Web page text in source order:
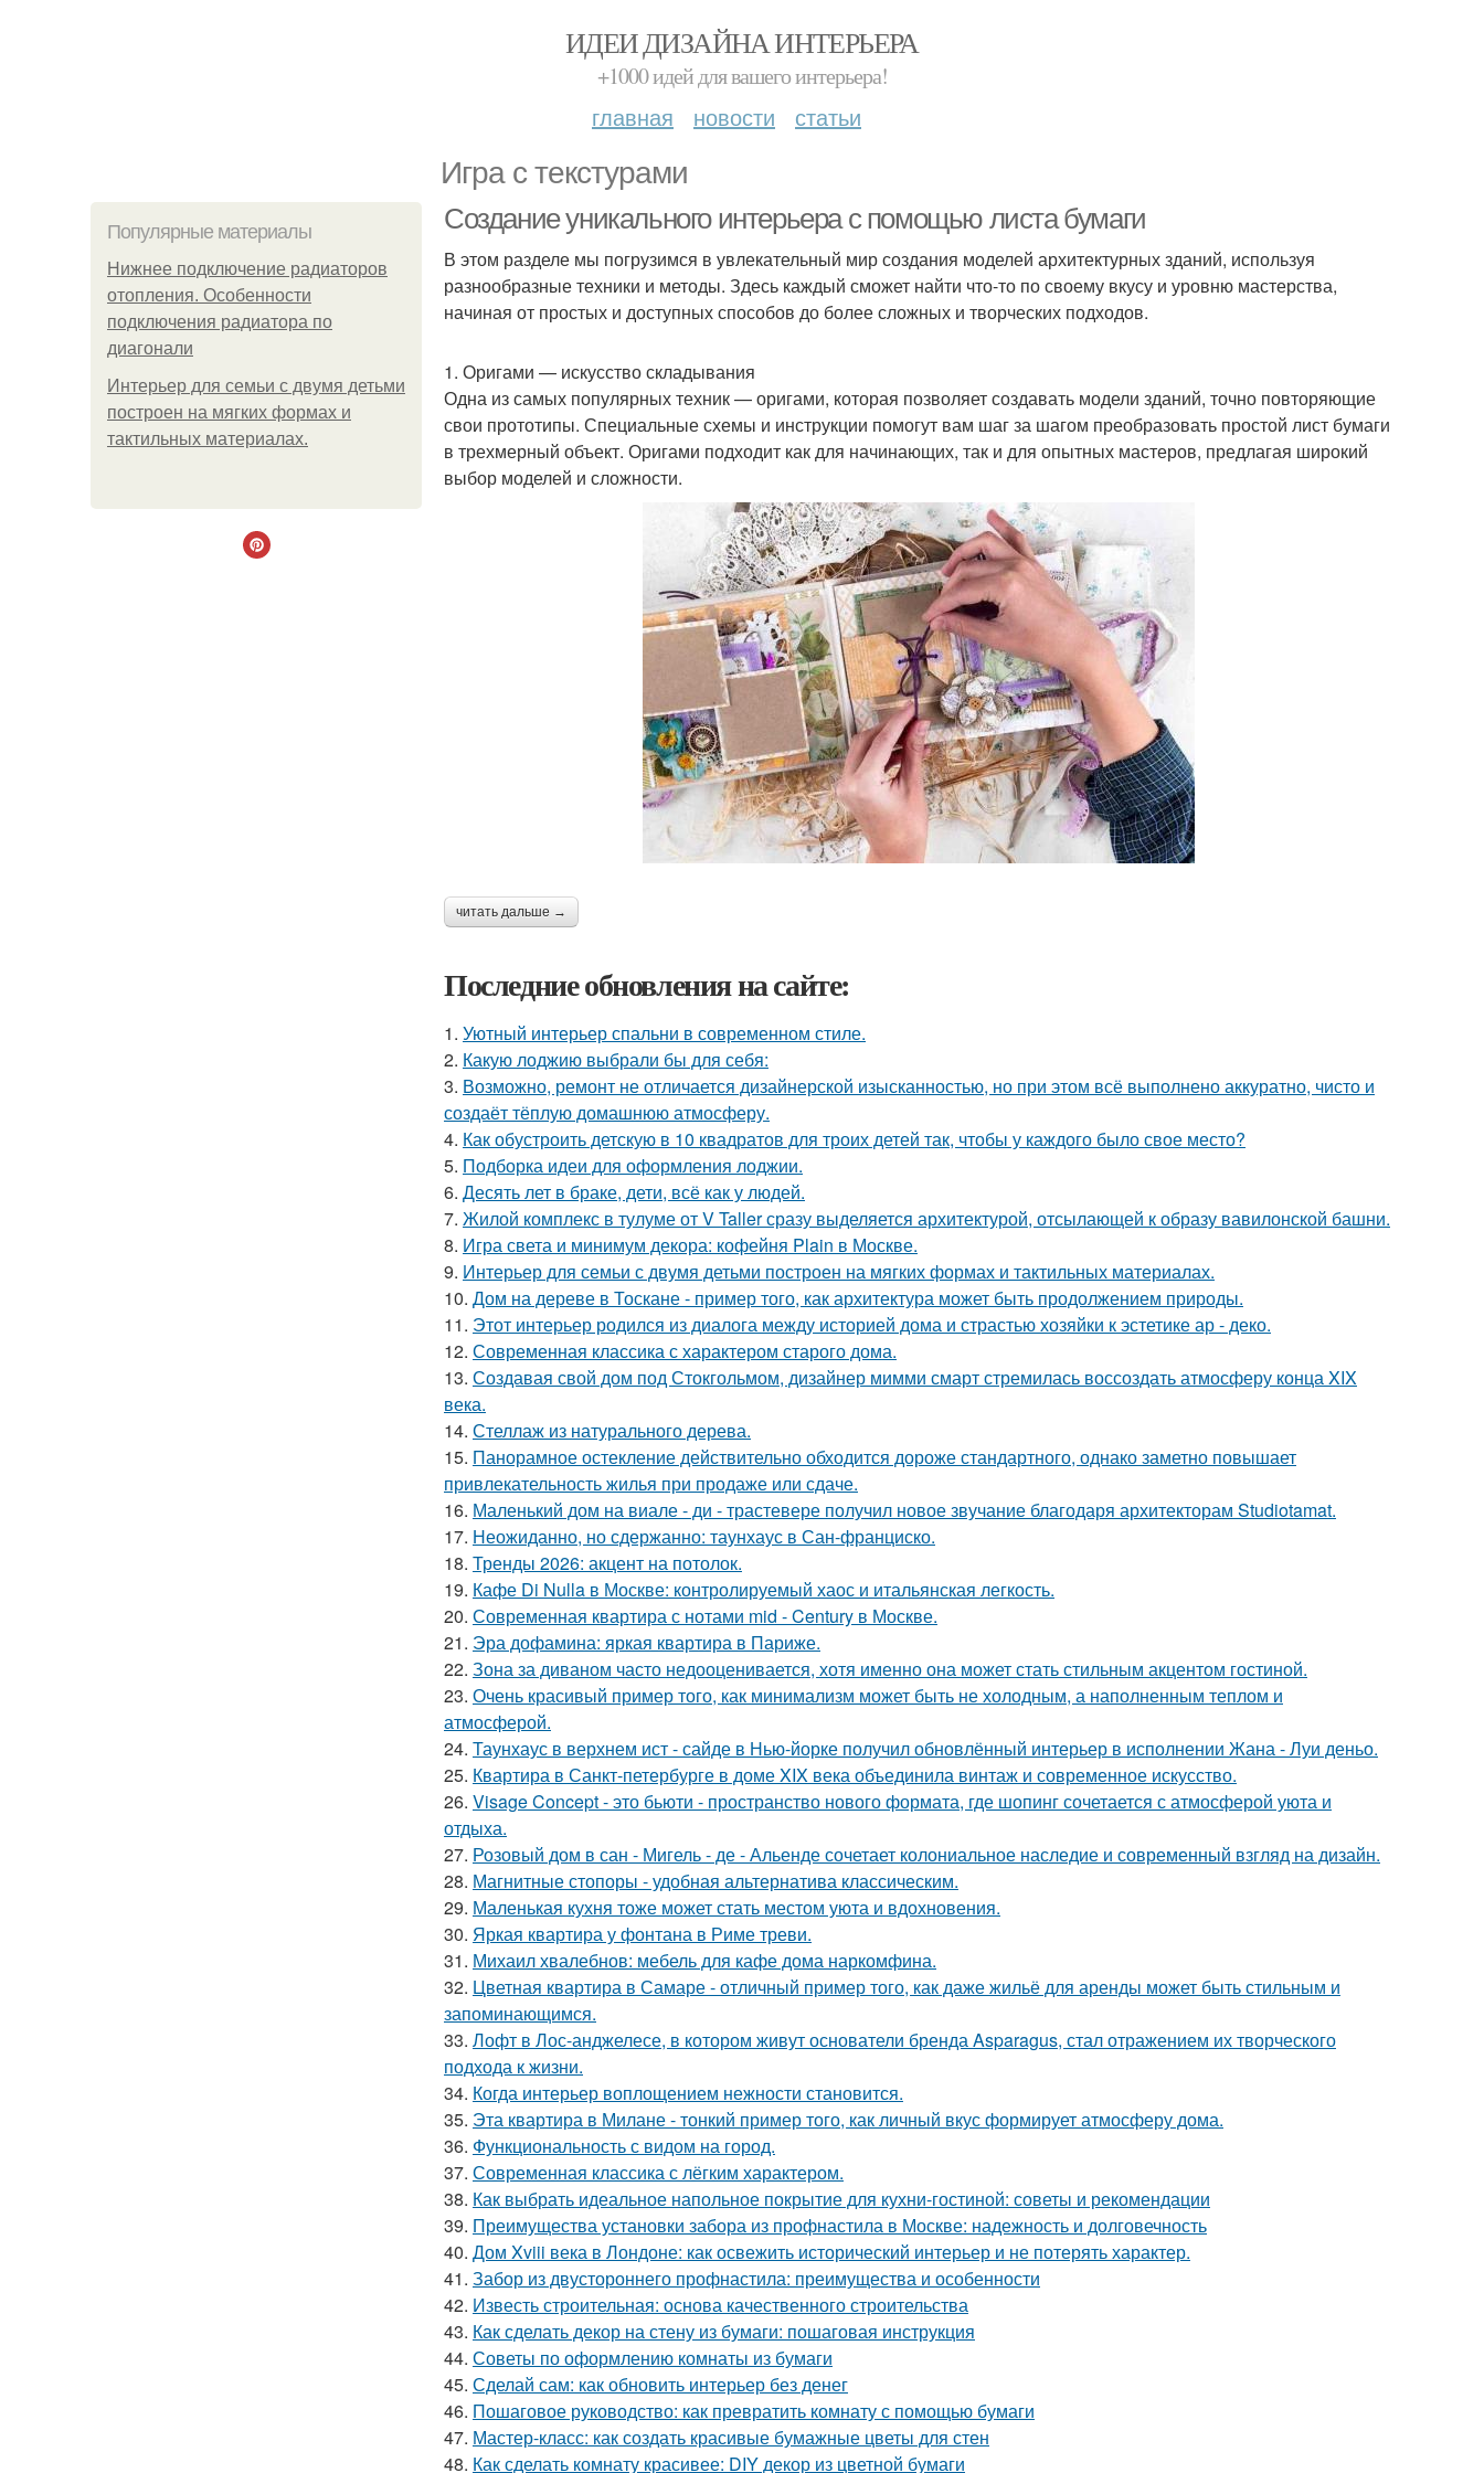
ИДЕИ ДИЗАЙНА ИНТЕРЬЕРА
+1000 идей для вашего интерьера!
главная новости статьи
Игра с текстурами
Популярные материалы
Нижнее подключение радиаторов
отопления. Особенности
подключения радиатора по
диагонали
Интерьер для семьи с двумя детьми
построен на мягких формах и
тактильных материалах.
Создание уникального интерьера с помощью листа бумаги
В этом разделе мы погрузимся в увлекательный мир создания моделей архитектурных зданий, используя
разнообразные техники и методы. Здесь каждый сможет найти что-то по своему вкусу и уровню мастерства,
начиная от простых и доступных способов до более сложных и творческих подходов.
1. Оригами — искусство складывания
Одна из самых популярных техник — оригами, которая позволяет создавать модели зданий, точно повторяющие
свои прототипы. Специальные схемы и инструкции помогут вам шаг за шагом преобразовать простой лист бумаги
в трехмерный объект. Оригами подходит как для начинающих, так и для опытных мастеров, предлагая широкий
выбор моделей и сложности.
читать дальше →
Последние обновления на сайте:
1. Уютный интерьер спальни в современном стиле.
2. Какую лоджию выбрали бы для себя:
3. Возможно, ремонт не отличается дизайнерской изысканностью, но при этом всё выполнено аккуратно, чисто и
создаёт тёплую домашнюю атмосферу.
4. Как обустроить детскую в 10 квадратов для троих детей так, чтобы у каждого было свое место?
5. Подборка идеи для оформления лоджии.
6. Десять лет в браке, дети, всё как у людей.
7. Жилой комплекс в тулуме от V Taller сразу выделяется архитектурой, отсылающей к образу вавилонской башни.
8. Игра света и минимум декора: кофейня Plain в Москве.
9. Интерьер для семьи с двумя детьми построен на мягких формах и тактильных материалах.
10. Дом на дереве в Тоскане - пример того, как архитектура может быть продолжением природы.
11. Этот интерьер родился из диалога между историей дома и страстью хозяйки к эстетике ар - деко.
12. Современная классика с характером старого дома.
13. Создавая свой дом под Стокгольмом, дизайнер мимми смарт стремилась воссоздать атмосферу конца XIX
века.
14. Стеллаж из натурального дерева.
15. Панорамное остекление действительно обходится дороже стандартного, однако заметно повышает
привлекательность жилья при продаже или сдаче.
16. Маленький дом на виале - ди - трастевере получил новое звучание благодаря архитекторам Studiotamat.
17. Неожиданно, но сдержанно: таунхаус в Сан-франциско.
18. Тренды 2026: акцент на потолок.
19. Кафе Di Nulla в Москве: контролируемый хаос и итальянская легкость.
20. Современная квартира с нотами mid - Century в Москве.
21. Эра дофамина: яркая квартира в Париже.
22. Зона за диваном часто недооценивается, хотя именно она может стать стильным акцентом гостиной.
23. Очень красивый пример того, как минимализм может быть не холодным, а наполненным теплом и
атмосферой.
24. Таунхаус в верхнем ист - сайде в Нью-йорке получил обновлённый интерьер в исполнении Жана - Луи деньо.
25. Квартира в Санкт-петербурге в доме XIX века объединила винтаж и современное искусство.
26. Visage Concept - это бьюти - пространство нового формата, где шопинг сочетается с атмосферой уюта и
отдыха.
27. Розовый дом в сан - Мигель - де - Альенде сочетает колониальное наследие и современный взгляд на дизайн.
28. Магнитные стопоры - удобная альтернатива классическим.
29. Маленькая кухня тоже может стать местом уюта и вдохновения.
30. Яркая квартира у фонтана в Риме треви.
31. Михаил хвалебнов: мебель для кафе дома наркомфина.
32. Цветная квартира в Самаре - отличный пример того, как даже жильё для аренды может быть стильным и
запоминающимся.
33. Лофт в Лос-анджелесе, в котором живут основатели бренда Asparagus, стал отражением их творческого
подхода к жизни.
34. Когда интерьер воплощением нежности становится.
35. Эта квартира в Милане - тонкий пример того, как личный вкус формирует атмосферу дома.
36. Функциональность с видом на город.
37. Современная классика с лёгким характером.
38. Как выбрать идеальное напольное покрытие для кухни-гостиной: советы и рекомендации
39. Преимущества установки забора из профнастила в Москве: надежность и долговечность
40. Дом Xviii века в Лондоне: как освежить исторический интерьер и не потерять характер.
41. Забор из двустороннего профнастила: преимущества и особенности
42. Известь строительная: основа качественного строительства
43. Как сделать декор на стену из бумаги: пошаговая инструкция
44. Советы по оформлению комнаты из бумаги
45. Сделай сам: как обновить интерьер без денег
46. Пошаговое руководство: как превратить комнату с помощью бумаги
47. Мастер-класс: как создать красивые бумажные цветы для стен
48. Как сделать комнату красивее: DIY декор из цветной бумаги